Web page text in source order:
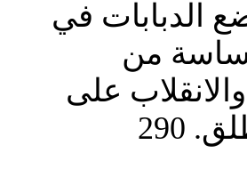
الدبابات في
من
على
290